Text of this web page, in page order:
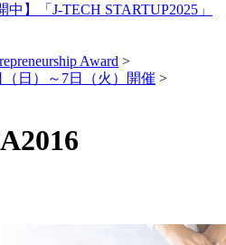
中】「J-TECH STARTUP2025」
Award >
（日）～7日（火）開催 >